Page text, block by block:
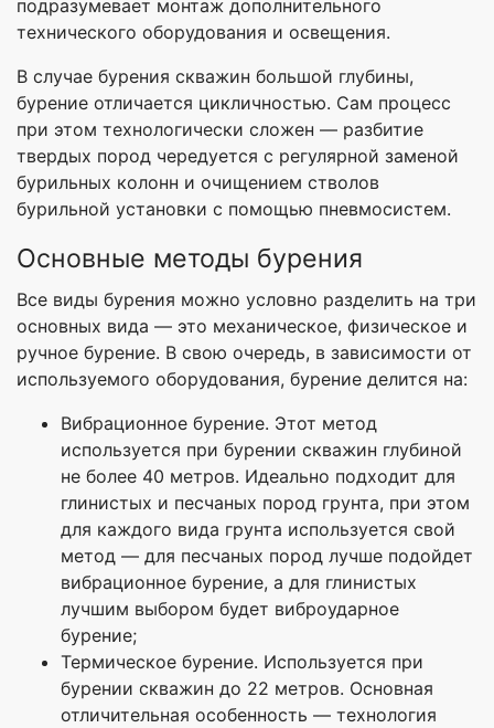
подразумевает монтаж дополнительного
технического оборудования и освещения.
В случае бурения скважин большой глубины,
бурение отличается цикличностью. Сам процесс
при этом технологически сложен — разбитие
твердых пород чередуется с регулярной заменой
бурильных колонн и очищением стволов
бурильной установки с помощью пневмосистем.
Основные методы бурения
Все виды бурения можно условно разделить на три
основных вида — это механическое, физическое и
ручное бурение. В свою очередь, в зависимости от
используемого оборудования, бурение делится на:
Вибрационное бурение. Этот метод
используется при бурении скважин глубиной
не более 40 метров. Идеально подходит для
глинистых и песчаных пород грунта, при этом
для каждого вида грунта используется свой
метод — для песчаных пород лучше подойдет
вибрационное бурение, а для глинистых
лучшим выбором будет виброударное
бурение;
Термическое бурение. Используется при
бурении скважин до 22 метров. Основная
отличительная особенность — технология